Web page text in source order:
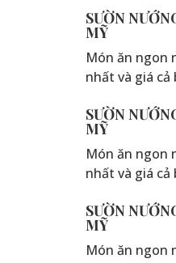
SƯỜN
MỸ
Món ăn ngon
nhất và giá cả
SƯỜN
MỸ
Món ăn ngon
nhất và giá cả
SƯỜN
MỸ
Món ăn ngon